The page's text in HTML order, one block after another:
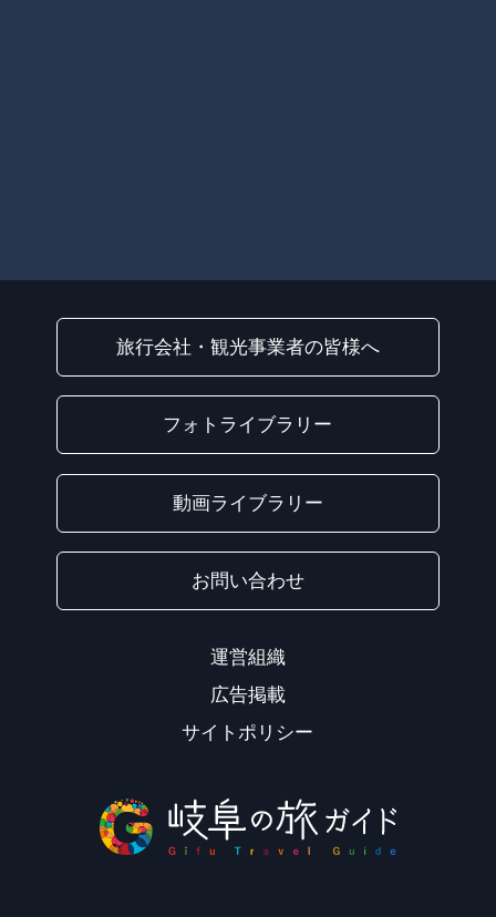
旅行会社・観光事業者の皆様へ
フォトライブラリー
動画ライブラリー
お問い合わせ
運営組織
広告掲載
サイトポリシー